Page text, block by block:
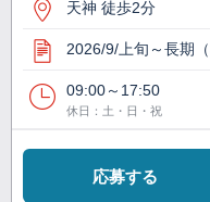
天神 徒歩2分
2026/9/上旬～長期（
09:00～17:50
休日：土・日・祝
応募する